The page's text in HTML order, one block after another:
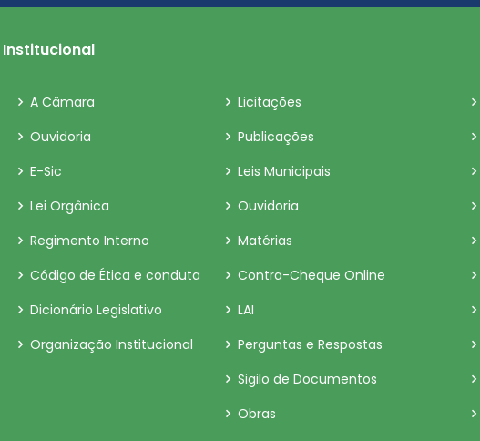
Institucional
A Câmara
Ouvidoria
E-Sic
Lei Orgânica
Regimento Interno
Código de Ética e conduta
Dicionário Legislativo
Organização Institucional
Licitações
Publicações
Leis Municipais
Ouvidoria
Matérias
Contra-Cheque Online
LAI
Perguntas e Respostas
Sigilo de Documentos
Obras